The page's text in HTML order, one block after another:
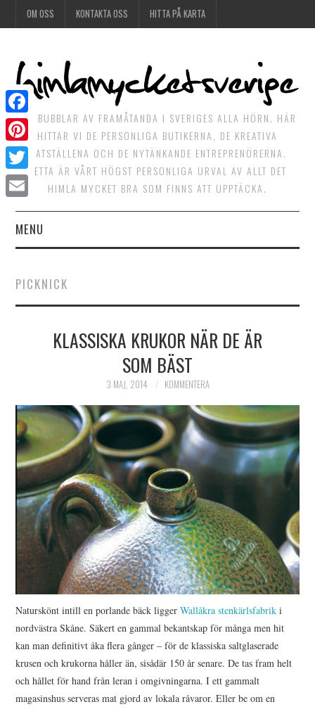
OM OSS KONTAKTA OSS HITTA PÅ KARTA
DET BUBBLAR AV FRAMÅTANDA I SVERIGES ALLA HÖRN. HÄR
HITTAR VI DE PERSONLIGA BUTIKERNA, DE KREATIVA
MATSTÄLLENA OCH DE NYTÄNKANDE ENTREPRENÖRERNA.
DETTA ÄR VÅRT HÖGST PERSONLIGA URVAL AV ALLT DET
HIMLA MYCKET BRA SOM FINNS ATT UPPTÄCKA.
MENU
HIMLAGRÖNT
HIMLAMYSIGT
VI MÖTER
VI SPANAR PÅ
PICKNICK
KLASSISKA KRUKOR NÄR DE ÄR
SOM BÄST
3 MAJ, 2014 KOMMENTERA
Naturskönt intill en porlande bäck liggerWallåkra stenkärlsfabrik i
nordvästra Skåne. Säkert en gammal bekantskap för många men hit
kan man definitivt åka flera gånger – för de klassiska saltglaserade
krusen och krukorna håller än, sisådär 150 år senare. De tas fram helt
och hållet för hand från leran i omgivningarna. I ett gammalt
magasinshus serveras mat gjord av lokala råvaror. Eller be om en
Facebook
Pinterest
Twitter
Email